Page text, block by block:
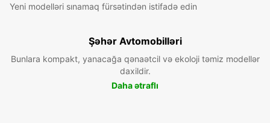
Yeni modelləri sınamaq fürsətindən istifadə edin
Şəhər Avtomobilləri
Bunlara kompakt, yanacağa qənaətcil və ekoloji təmiz modellər
daxildir.
Daha ətraflı